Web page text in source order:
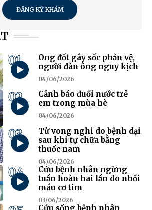
ĐĂNG KÝ KHÁM
01
Ong đốt gây sốc phản vệ,
người đàn ông nguy kịch
04/06/2026
02
Cảnh báo đuối nước trẻ
em trong mùa hè
04/06/2026
03
Tử vong nghi do bệnh dại
sau khi tự chữa bằng
thuốc nam
04/06/2026
04
Cứu bệnh nhân ngừng
tuần hoàn hai lần do nhồi
máu cơ tim
03/06/2026